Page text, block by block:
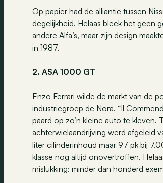
Op papier had de alliantie tussen
degelijkheid. Helaas bleek het geen
andere Alfa’s, maar zijn design
in 1987.
2. ASA 1000 GT
Enzo Ferrari wilde de markt van de
industriegroep de Nora. “Il
paard op zo’n kleine auto te
achterwielaandrijving werd afgeleid
liter cilinderinhoud maar 97 pk bij
klasse nog altijd onovertroffen.
mislukking: minder dan honderd